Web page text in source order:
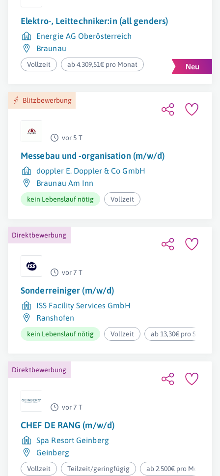
Elektro-, Leittechniker:in (all genders)
Energie AG Oberösterreich
Braunau
Vollzeit ab 4.309,51€ pro Monat
Blitzbewerbung
vor 5 T
Messebau und -organisation (m/w/d)
doppler E. Doppler & Co GmbH
Braunau Am Inn
kein Lebenslauf nötig Vollzeit
Direktbewerbung
vor 7 T
Sonderreiniger (m/w/d)
ISS Facility Services GmbH
Ranshofen
kein Lebenslauf nötig Vollzeit ab 13,30€ pro Stunde
Direktbewerbung
vor 7 T
CHEF DE RANG (m/w/d)
Spa Resort Geinberg
Geinberg
Vollzeit Teilzeit/geringfügig ab 2.500€ pro Monat